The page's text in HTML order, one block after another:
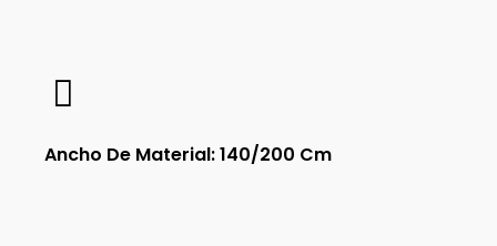
Ancho De Material: 140/200 Cm